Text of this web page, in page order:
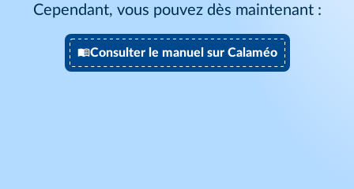
Cependant, vous pouvez dès maintenant :
Consulter le manuel sur Calaméo